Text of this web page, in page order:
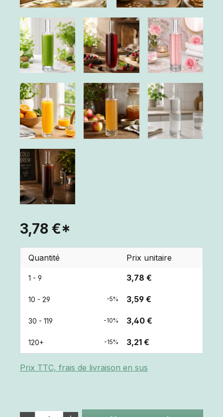
3,78 €*
Quantité Prix unitaire
1 - 9 3,78 €
10 - 29 -5% 3,59 €
30 - 119 -10% 3,40 €
120+ -15% 3,21 €
Prix TTC, frais de livraison en sus